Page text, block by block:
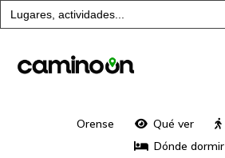
Buscar:
Orense Qué ver
Dónde dormir